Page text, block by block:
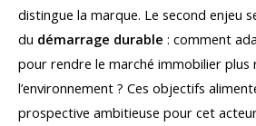
distingue la marque. Le second enjeu
du démarrage durable : comment
pour rendre le marché immobilier plus
l’environnement ? Ces objectifs
prospective ambitieuse pour cet